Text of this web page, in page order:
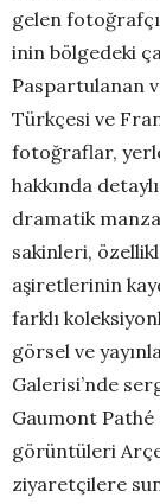
gelen
inin bölgedeki
Paspartulanan
Türkçesi ve
fotoğraflar,
hakkında
dramatik
sakinleri,
aşiretlerinin
farklı
görsel ve
Galerisi’nde
Gaumont Pathé
görüntüleri
ziyaretçilere